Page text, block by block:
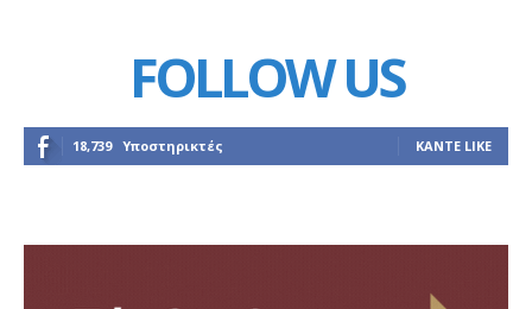
FOLLOW US
18,739 Υποστηρικτές ΚΆΝΤΕ LIKE